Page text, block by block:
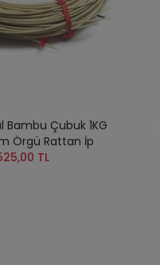
Bambu Çubuk 1KG
Örgü Rattan İp
TL